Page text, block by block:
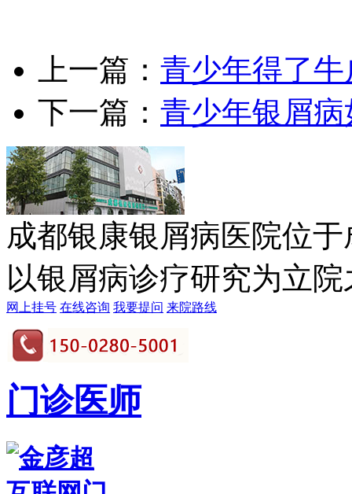
上一篇： 青少年得了
下一篇： 青少年银屑
成都银康银屑病医院位
以银屑病诊疗研究为立院
网上挂号 在线咨询 我要提问 来院路线
门诊医师